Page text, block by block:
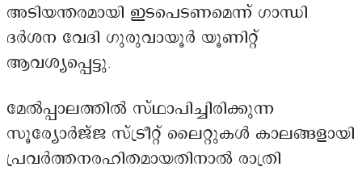
അടിയന്തരമായി ഇടപെടണമെന്ന് ഗാന്ധി
ദർശന വേദി ഗുരുവായൂർ യൂണിറ്റ്
ആവശ്യപ്പെട്ടു.
മേൽപ്പാലത്തിൽ സ്ഥാപിച്ചിരിക്കുന്ന
സൂര്യോർജ്ജ സ്ട്രീറ്റ് ലൈറ്റുകൾ കാലങ്ങളായി
പ്രവർത്തനരഹിതമായതിനാൽ രാത്രി